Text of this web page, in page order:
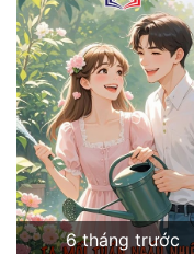
Tu Chân
Tu Tiên
Tội Phạm
Vô Địch
Võ Hiệp
Võng Du 6 tháng trước